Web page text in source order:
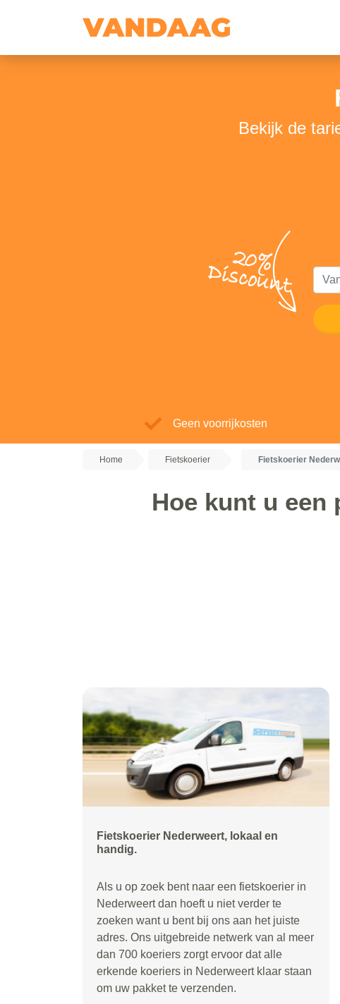
Bekijk de
20%
Discount
Geen voorrijkosten
Home Fietskoerier Fietskoerier
Hoe kunt u
Fietskoerier Nederweert, lokaal en
handig.
Als u op zoek bent naar een fietskoerier in
Nederweert dan hoeft u niet verder te
zoeken want u bent bij ons aan het juiste
adres. Ons uitgebreide netwerk van al meer
dan 700 koeriers zorgt ervoor dat alle
erkende koeriers in Nederweert klaar staan
om uw pakket te verzenden.